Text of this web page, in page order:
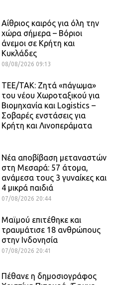
Αίθριος καιρός για όλη την
χώρα σήμερα – Βόριοι
άνεμοι σε Κρήτη και
Κυκλάδες
08/08/2026 09:13
ΤΕΕ/ΤΑΚ: Ζητά «πάγωμα»
του νέου Χωροταξικού για
Βιομηχανία και Logistics –
Σοβαρές ενστάσεις για
Κρήτη και Λινοπεράματα
Νέα αποβίβαση μεταναστών
στη Μεσαρά: 57 άτομα,
ανάμεσα τους 3 γυναίκες και
4 μικρά παιδιά
07/08/2026 20:44
Μαϊμού επιτέθηκε και
τραυμάτισε 18 ανθρώπους
στην Ινδονησία
07/08/2026 20:41
Πέθανε η δημοσιογράφος